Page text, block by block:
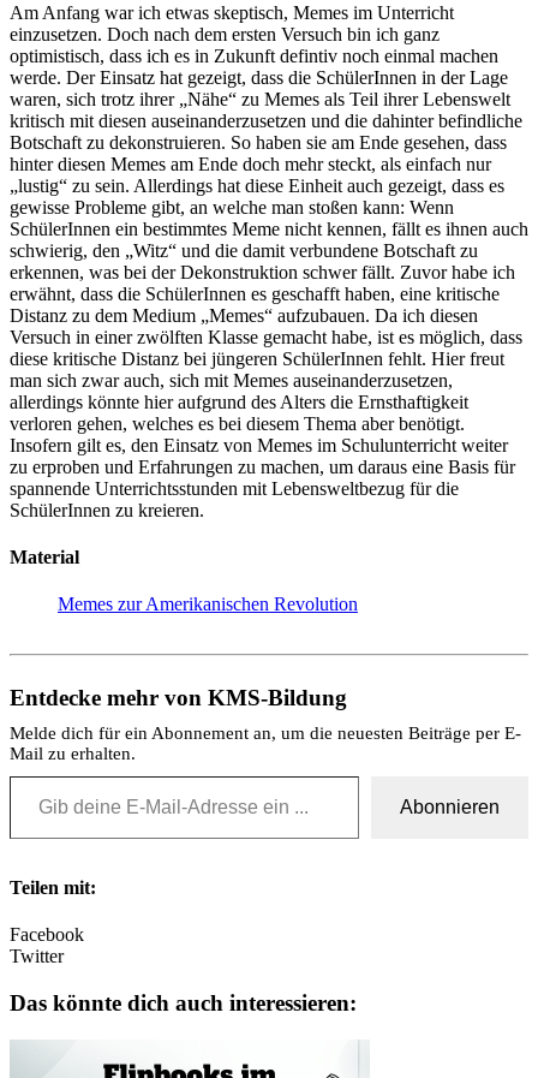
Am Anfang war ich etwas skeptisch, Memes im Unterricht
einzusetzen. Doch nach dem ersten Versuch bin ich ganz
optimistisch, dass ich es in Zukunft defintiv noch einmal machen
werde. Der Einsatz hat gezeigt, dass die SchülerInnen in der Lage
waren, sich trotz ihrer „Nähe“ zu Memes als Teil ihrer Lebenswelt
kritisch mit diesen auseinanderzusetzen und die dahinter befindliche
Botschaft zu dekonstruieren. So haben sie am Ende gesehen, dass
hinter diesen Memes am Ende doch mehr steckt, als einfach nur
„lustig“ zu sein. Allerdings hat diese Einheit auch gezeigt, dass es
gewisse Probleme gibt, an welche man stoßen kann: Wenn
SchülerInnen ein bestimmtes Meme nicht kennen, fällt es ihnen auch
schwierig, den „Witz“ und die damit verbundene Botschaft zu
erkennen, was bei der Dekonstruktion schwer fällt. Zuvor habe ich
erwähnt, dass die SchülerInnen es geschafft haben, eine kritische
Distanz zu dem Medium „Memes“ aufzubauen. Da ich diesen
Versuch in einer zwölften Klasse gemacht habe, ist es möglich, dass
diese kritische Distanz bei jüngeren SchülerInnen fehlt. Hier freut
man sich zwar auch, sich mit Memes auseinanderzusetzen,
allerdings könnte hier aufgrund des Alters die Ernsthaftigkeit
verloren gehen, welches es bei diesem Thema aber benötigt.
Insofern gilt es, den Einsatz von Memes im Schulunterricht weiter
zu erproben und Erfahrungen zu machen, um daraus eine Basis für
spannende Unterrichtsstunden mit Lebensweltbezug für die
SchülerInnen zu kreieren.
Material
Memes zur Amerikanischen Revolution
Entdecke mehr von KMS-Bildung
Melde dich für ein Abonnement an, um die neuesten Beiträge per E-
Mail zu erhalten.
Gib deine E-Mail-Adresse ein ...
Abonnieren
Teilen mit:
Facebook
Twitter
Das könnte dich auch interessieren: